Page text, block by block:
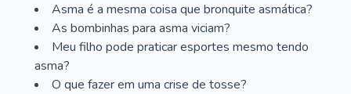
Asma é a mesma coisa que bronquite asmática?
As bombinhas para asma viciam?
Meu filho pode praticar esportes mesmo tendo
asma?
O que fazer em uma crise de tosse?